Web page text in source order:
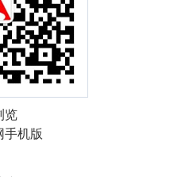
览
手机版